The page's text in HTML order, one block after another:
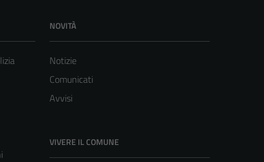
NOVITÀ
Notizie
Comunicati
Avvisi
VIVERE IL COMUNE